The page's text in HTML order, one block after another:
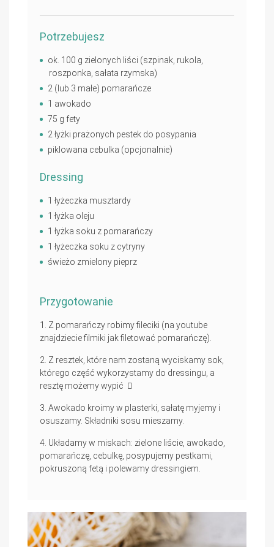
Potrzebujesz
ok. 100 g zielonych liści (szpinak, rukola,
roszponka, sałata rzymska)
2 (lub 3 małe) pomarańcze
1 awokado
75 g fety
2 łyżki prażonych pestek do posypania
piklowana cebulka (opcjonalnie)
Dressing
1 łyżeczka musztardy
1 łyżka oleju
1 łyżka soku z pomarańczy
1 łyżeczka soku z cytryny
świeżo zmielony pieprz
Przygotowanie
Z pomarańczy robimy fileciki (na youtube
znajdziecie filmiki jak filetować pomarańczę).
Z resztek, które nam zostaną wyciskamy sok,
którego część wykorzystamy do dressingu, a
resztę możemy wypić
Awokado kroimy w plasterki, sałatę myjemy i
osuszamy. Składniki sosu mieszamy.
Układamy w miskach: zielone liście, awokado,
pomarańczę, cebulkę, posypujemy pestkami,
pokruszoną fetą i polewamy dressingiem.